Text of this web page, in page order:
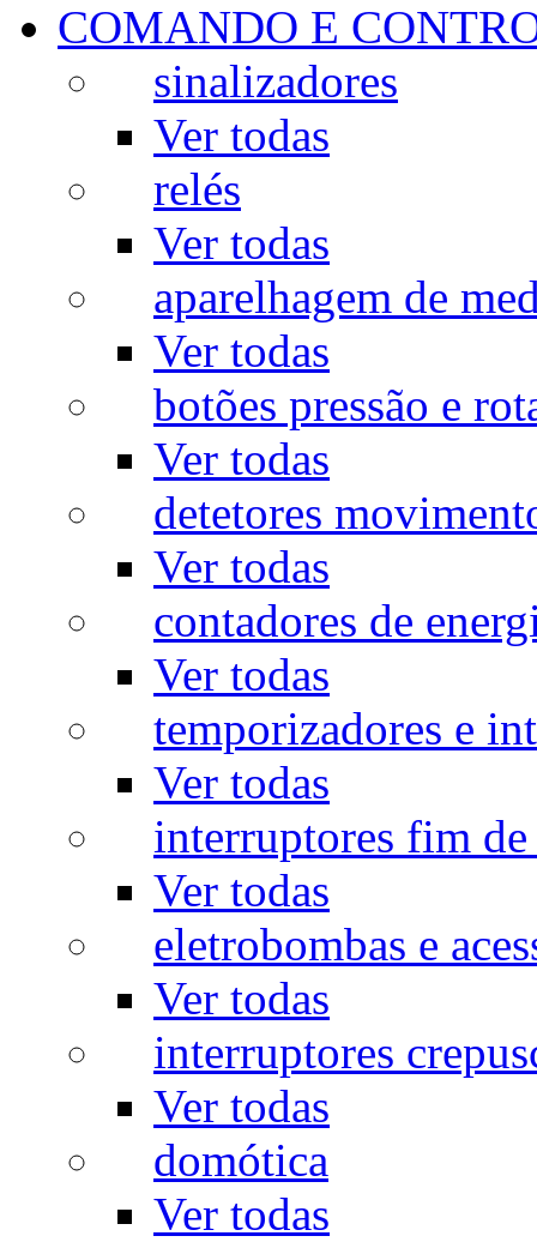
COMANDO E
sinalizadores
Ver todas
relés
Ver todas
aparelhagem de
Ver todas
botões pressão e
Ver todas
detetores
Ver todas
contadores de
Ver todas
temporizadores e
Ver todas
interruptores fim de
Ver todas
eletrobombas e
Ver todas
interruptores
Ver todas
domótica
Ver todas